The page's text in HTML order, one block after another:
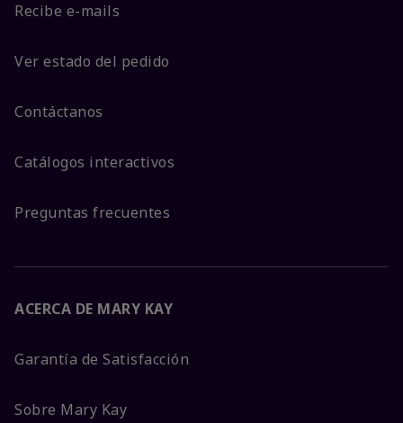
Recibe e-mails
Ver estado del pedido
Contáctanos
Catálogos interactivos
Preguntas frecuentes
ACERCA DE MARY KAY
Garantía de Satisfacción
Sobre Mary Kay